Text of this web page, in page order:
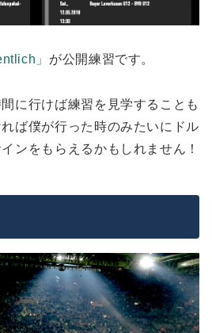
」 が公開練習です。
に行けば練習を見学することも
ば僕が行った時のみたいにドル
ンをもらえるかもしれません！